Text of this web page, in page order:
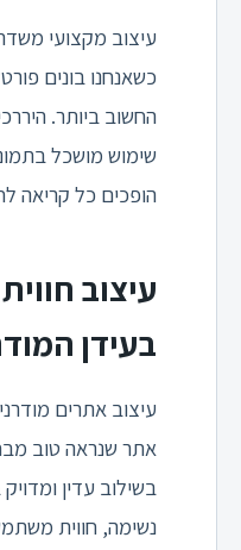
עיצוב מקצועי
כשאנחנו בונים
החשוב ביותר.
שימוש מושכל
הופכים כל קריאה
בעידן
עיצוב אתרים
אתר שנראה טוב
בשילוב עדין